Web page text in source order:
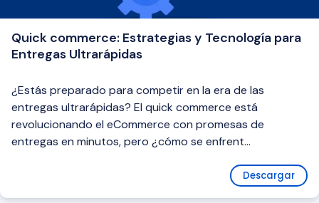
Quick commerce: Estrategias y Tecnología para
Entregas Ultrarápidas
¿Estás preparado para competir en la era de las
entregas ultrarápidas? El quick commerce está
revolucionando el eCommerce con promesas de
entregas en minutos, pero ¿cómo se enfrent...
Descargar